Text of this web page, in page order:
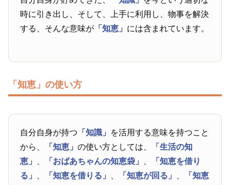
時に引き出し、そして、上手に利用し、物事を解決
する、そんな意味が 「知恵」 には含まれています。
「知恵」の使い方
自分自身が持つ 「知識」 を活用する意味を持つこと
から、
「知恵」の使い方としては、
「生活の知
恵」
「おばあちゃんの知恵袋」
「知恵を借り
る」
「知恵を借りる」 「知恵が回る」 「知恵